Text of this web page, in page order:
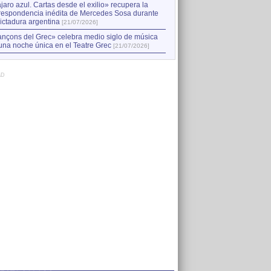
azul. Cartas desde el exilio» recupera la
inédita de Mercedes Sosa durante
argentina [21/07/2026]
del Grec» celebra medio siglo de música
noche única en el Teatre Grec [21/07/2026]